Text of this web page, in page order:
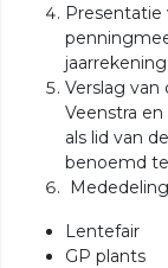
Presentatie
Verslag van
Veenstra
als lid van
benoemd
Lentefair
GP plants